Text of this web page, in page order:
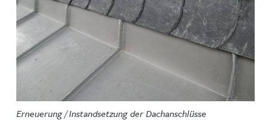
Erneuerung / Instandsetzung der Dachanschlüsse